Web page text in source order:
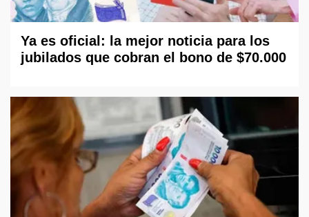
Ya es oficial: la mejor noticia para los
jubilados que cobran el bono de $70.000